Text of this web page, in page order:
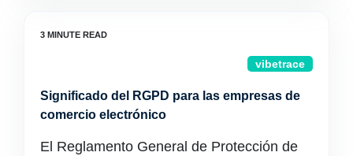
vibetrace
Significado del RGPD para las empresas de
comercio electrónico
El Reglamento General de Protección de